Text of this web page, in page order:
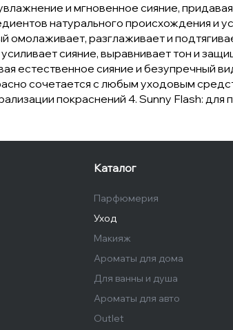
и мгновенное сияние,
натурального происхождения
разглаживает и
сияние, выравнивает тон и
естественное сияние и безупречный
сочетается с любым уходовым
покраснений 4. Sunny Flash:
Каталог
Парфюмерия
Уход
Макияж
Ароматы для дома
Для ванны и душа
Ароматы для авто
Outlet